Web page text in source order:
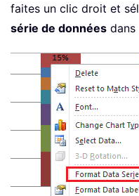
faites un clic droit et
série de données dans